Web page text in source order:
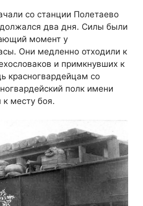
со станции Полетаево
два дня. Силы были
момент у
Они медленно отходили к
и примкнувших к
красногвардейцам со
полк имени
к месту боя.